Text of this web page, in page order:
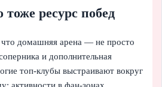
ресурс побед
домашняя арена — не просто
и дополнительная
топ-клубы выстраивают вокруг